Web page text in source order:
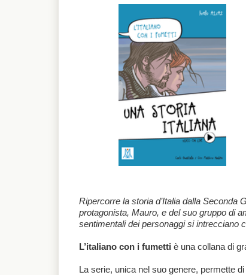
Ripercorre la storia d’Italia dalla Seconda
protagonista, Mauro, e del suo gruppo di
sentimentali dei personaggi si intrecciano
L’italiano con i fumetti è una collana di
La serie, unica nel suo genere, permette